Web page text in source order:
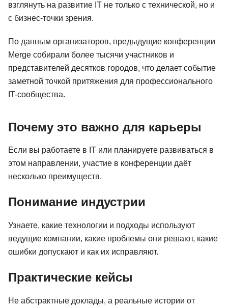
взглянуть на развитие IT не только с технической, но и
с бизнес-точки зрения.
По данным организаторов, предыдущие конференции
Merge собирали более тысячи участников и
представителей десятков городов, что делает событие
заметной точкой притяжения для профессионального
IT-сообщества.
Почему это важно для карьеры
Если вы работаете в IT или планируете развиваться в
этом направлении, участие в конференции даёт
несколько преимуществ.
Понимание индустрии
Узнаете, какие технологии и подходы используют
ведущие компании, какие проблемы они решают, какие
ошибки допускают и как их исправляют.
Практические кейсы
Не абстрактные доклады, а реальные истории от